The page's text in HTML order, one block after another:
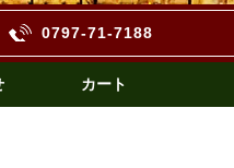
0797-71-7188
カート